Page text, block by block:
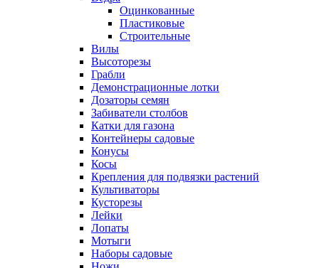
Оцинкованные
Пластиковые
Строительные
Вилы
Высоторезы
Грабли
Демонстрационные лотки
Дозаторы семян
Забиватели столбов
Катки для газона
Контейнеры садовые
Конусы
Косы
Крепления для подвязки растений
Культиваторы
Кусторезы
Лейки
Лопаты
Мотыги
Наборы садовые